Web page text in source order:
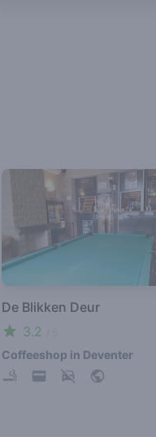
De Blikken Deur
3.2
Coffeeshop in Deventer